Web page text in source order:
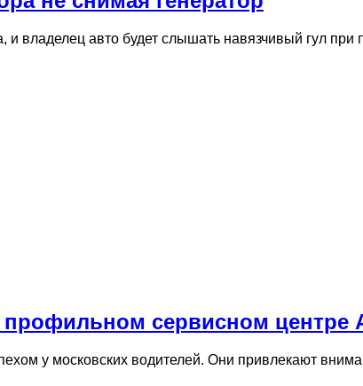
и владелец авто будет слышать навязчивый гул
сервисном центре
у московских водителей. Они привлекают